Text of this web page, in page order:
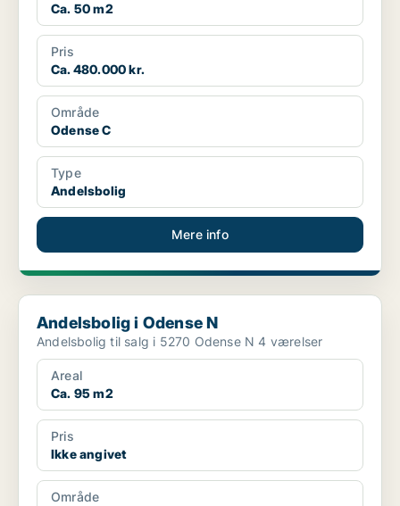
Ca. 50 m2
Pris
Ca. 480.000 kr.
Område
Odense C
Type
Andelsbolig
Mere info
Andelsbolig i Odense N
Andelsbolig i Odense N
Andelsbolig til salg i 5270 Odense N 4 værelser
Areal
Ca. 95 m2
Pris
Ikke angivet
Område